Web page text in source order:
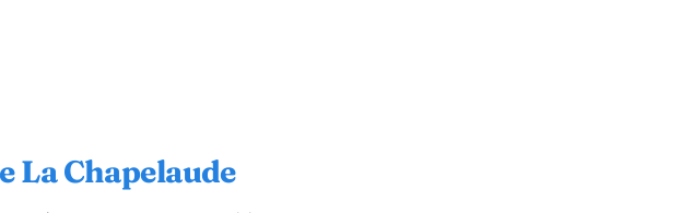
La Chapelaude